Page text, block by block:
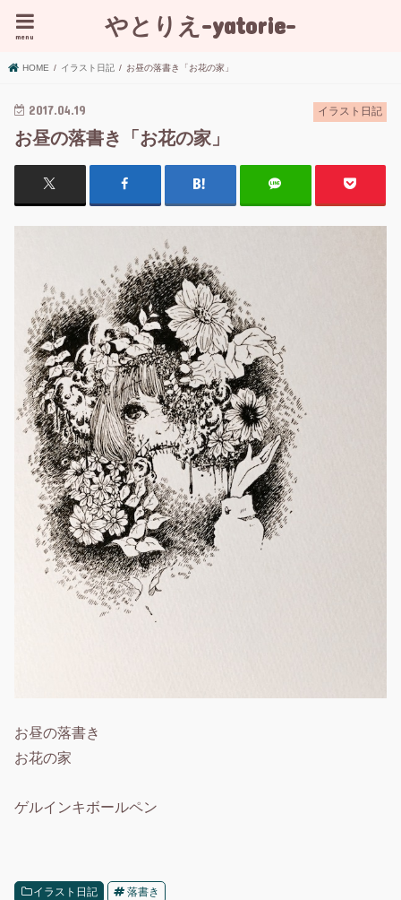
やとりえ-yatorie-
menu
HOME イラスト日記 お昼の落書き「お花の家」
イラスト日記
2017.04.19
お昼の落書き「お花の家」
お昼の落書き
お花の家
ゲルインキボールペン
イラスト日記 落書き